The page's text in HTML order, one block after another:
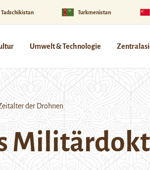
Tadschikistan Turkmenistan
Umwelt & Technologie
der Drohnen